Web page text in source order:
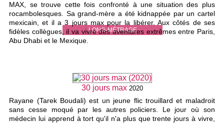
LONG-MÉTRAGE
MAX, se trouve cette fois confronté à une situation des plus
rocambolesques. Sa grand-mère a été kidnappée par un cartel
mexicain, et il a 3 jours max pour la libérer. Aux côtés de ses
fidèles collègues, il va vivre des aventures extrêmes entre Paris,
Abu Dhabi et le Mexique.
30 jours max 2020
Rayane (Tarek Boudali) est un jeune flic trouillard et maladroit
sans cesse moqué par les autres policiers. Le jour où son
médecin lui apprend à tort qu'il n'a plus que trente jours à vivre,